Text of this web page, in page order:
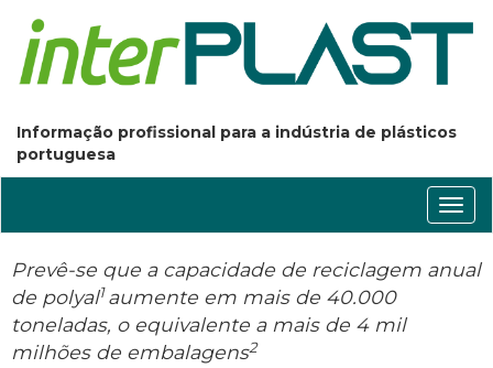
Informação profissional para a indústria de plásticos
portuguesa
Prevê-se que a capacidade de reciclagem anual
de polyal1aumente em mais de 40.000
toneladas, o equivalente a mais de 4 mil
milhões de embalagens2